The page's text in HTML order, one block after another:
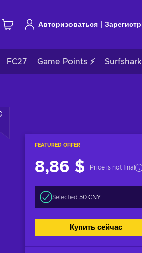
Авторизоваться
FC27 Game Points ⚡
FEATURED OFFER
8,86 $ Price is not final
Selected:50 CNY
Купить сейчас